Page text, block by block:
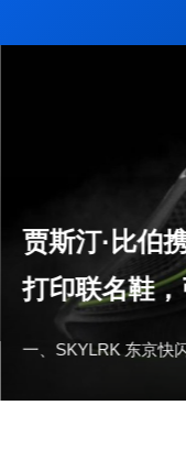
贾斯汀·比伯
打印联名鞋
一、SKYLRK 东京快